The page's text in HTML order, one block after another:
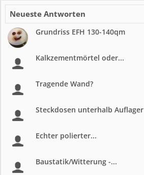
Neueste Antworten
Grundriss EFH 130-140qm
Kalkzementmörtel oder...
Tragende Wand?
Steckdosen unterhalb Auflager
Echter polierter...
Baustatik/Witterung -...